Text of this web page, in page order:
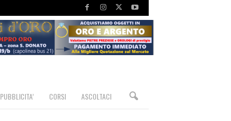
PUBBLICITA’ CORSI ASCOLTACI